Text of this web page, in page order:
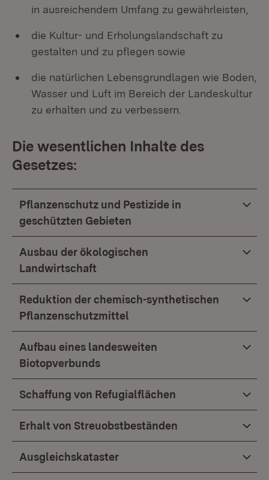
in ausreichendem Umfang zu gewährleisten,
die Kultur- und Erholungslandschaft zu
gestalten und zu pflegen sowie
die natürlichen Lebensgrundlagen wie Boden,
Wasser und Luft im Bereich der Landeskultur
zu erhalten und zu verbessern.
Die wesentlichen Inhalte des
Gesetzes:
Pflanzenschutz und Pestizide in
geschützten Gebieten
Ausbau der ökologischen
Landwirtschaft
Reduktion der chemisch-synthetischen
Pflanzenschutzmittel
Aufbau eines landesweiten
Biotopverbunds
Schaffung von Refugialflächen
Erhalt von Streuobstbeständen
Ausgleichskataster